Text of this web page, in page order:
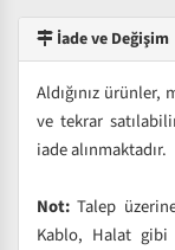
İade ve Değişim
Aldığınız
ve tekrar
iade alınmaktadır.
Not: Talep
Kablo, Halat